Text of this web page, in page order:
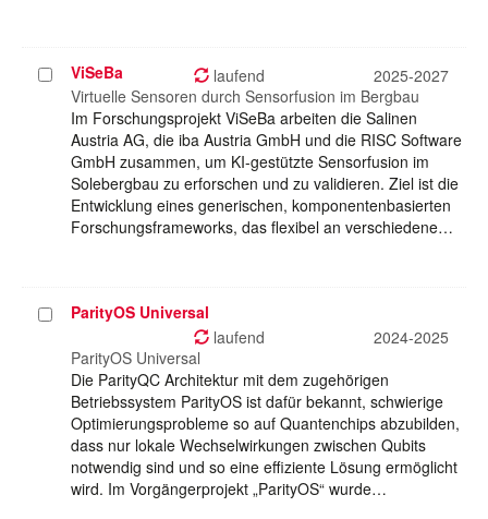
Projekt
auswählen
ViSeBa laufend
2025-2027
Virtuelle Sensoren durch Sensorfusion im Bergbau
Im Forschungsprojekt ViSeBa arbeiten die Salinen
Austria AG, die iba Austria GmbH und die RISC Software
GmbH zusammen, um KI-gestützte Sensorfusion im
Solebergbau zu erforschen und zu validieren. Ziel ist die
Entwicklung eines generischen, komponentenbasierten
Forschungsframeworks, das flexibel an verschiedene…
ProjektParityOS Universal
laufend
2024-2025
ParityOS Universal
Die ParityQC Architektur mit dem zugehörigen
Betriebssystem ParityOS ist dafür bekannt, schwierige
Optimierungsprobleme so auf Quantenchips abzubilden,
dass nur lokale Wechselwirkungen zwischen Qubits
notwendig sind und so eine effiziente Lösung ermöglicht
wird. Im Vorgängerprojekt „ParityOS“ wurde…